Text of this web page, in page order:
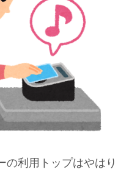
の利用トップはやは